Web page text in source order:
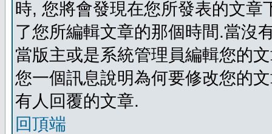
時, 您將會發現在您所發表的文
了您所編輯文章的那個時間.當沒
當版主或是系統管理員編輯您的
您一個訊息說明為何要修改您的
有人回覆的文章.
回頂端